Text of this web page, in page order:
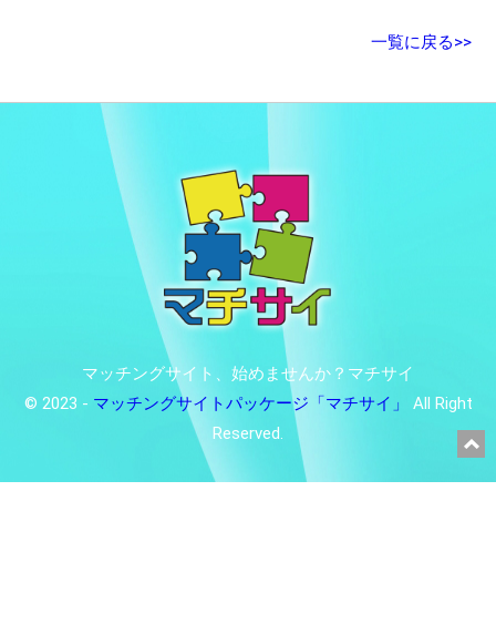
一覧に戻る>>
マッチングサイト、始めませんか？マチサイ
© 2023 - マッチングサイトパッケージ「マチサイ」
All Right
Reserved.